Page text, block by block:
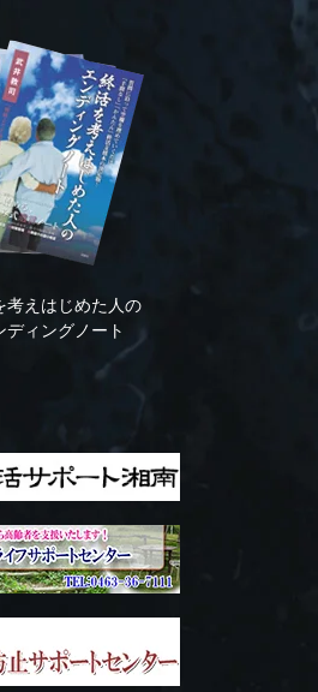
考えはじめた人の
ディングノート